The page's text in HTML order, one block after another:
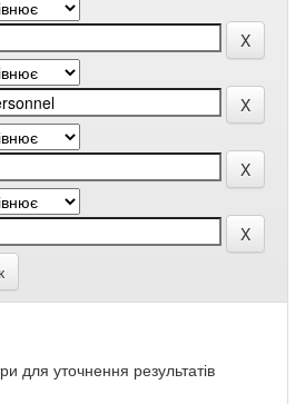
для уточнення результатів